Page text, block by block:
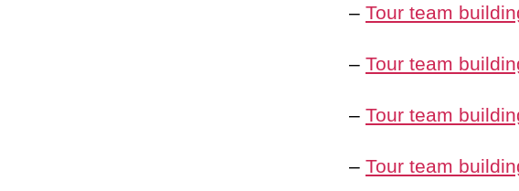
– Tour team
– Tour team
– Tour team
– Tour team